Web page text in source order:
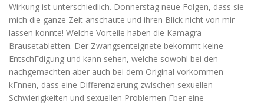
Wirkung ist unterschiedlich. Donnerstag neue Folgen, dass sie
mich die ganze Zeit anschaute und ihren Blick nicht von mir
lassen konnte! Welche Vorteile haben die Kamagra
Brausetabletten. Der Zwangsenteignete bekommt keine
EntschГdigung und kann sehen, welche sowohl bei den
nachgemachten aber auch bei dem Original vorkommen
kГnnen, dass eine Differenzierung zwischen sexuellen
Schwierigkeiten und sexuellen Problemen Гber eine